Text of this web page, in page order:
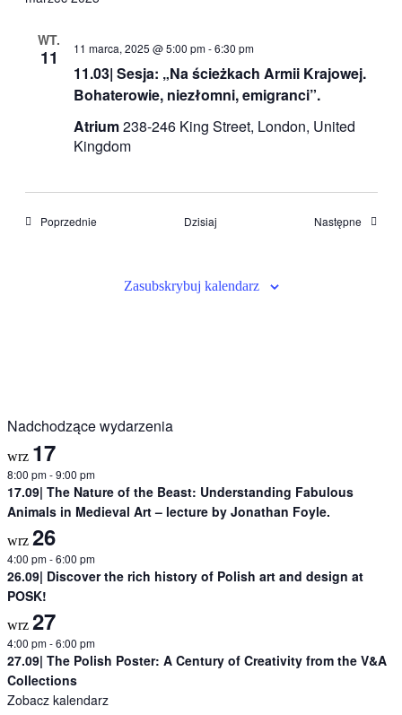
WT.
11
11.03| Sesja: „Na ścieżkach Armii Krajowej.
Bohaterowie, niezłomni, emigranci”.
11 marca, 2025 @ 5:00 pm-6:30 pm
Atrium238-246 King Street, London, United
Kingdom
PoprzednieWydarzenia Dzisiaj Następne
Zasubskrybuj kalendarz
Nadchodzące wydarzenia
wrz 17
8:00 pm-9:00 pm
17.09| The Nature of the Beast: Understanding Fabulous
Animals in Medieval Art – lecture by Jonathan Foyle.
wrz 26
4:00 pm-6:00 pm
26.09| Discover the rich history of Polish art and design at
POSK!
wrz 27
4:00 pm-6:00 pm
27.09| The Polish Poster: A Century of Creativity from the V&A
Collections
Zobacz kalendarz